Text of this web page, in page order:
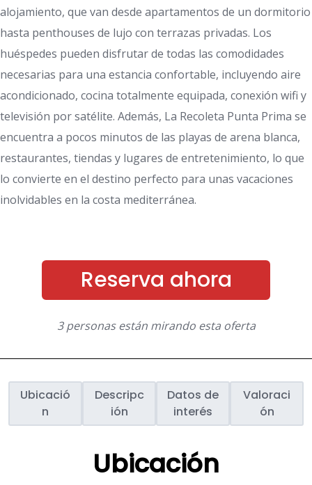
alojamiento, que van desde apartamentos de un dormitorio
hasta penthouses de lujo con terrazas privadas. Los
huéspedes pueden disfrutar de todas las comodidades
necesarias para una estancia confortable, incluyendo aire
acondicionado, cocina totalmente equipada, conexión wifi y
televisión por satélite. Además, La Recoleta Punta Prima se
encuentra a pocos minutos de las playas de arena blanca,
restaurantes, tiendas y lugares de entretenimiento, lo que
lo convierte en el destino perfecto para unas vacaciones
inolvidables en la costa mediterránea.
Reserva ahora
3 personas están mirando esta oferta
Ubicació
n
Descripc
ión
Datos de
interés
Valoraci
ón
Ubicación